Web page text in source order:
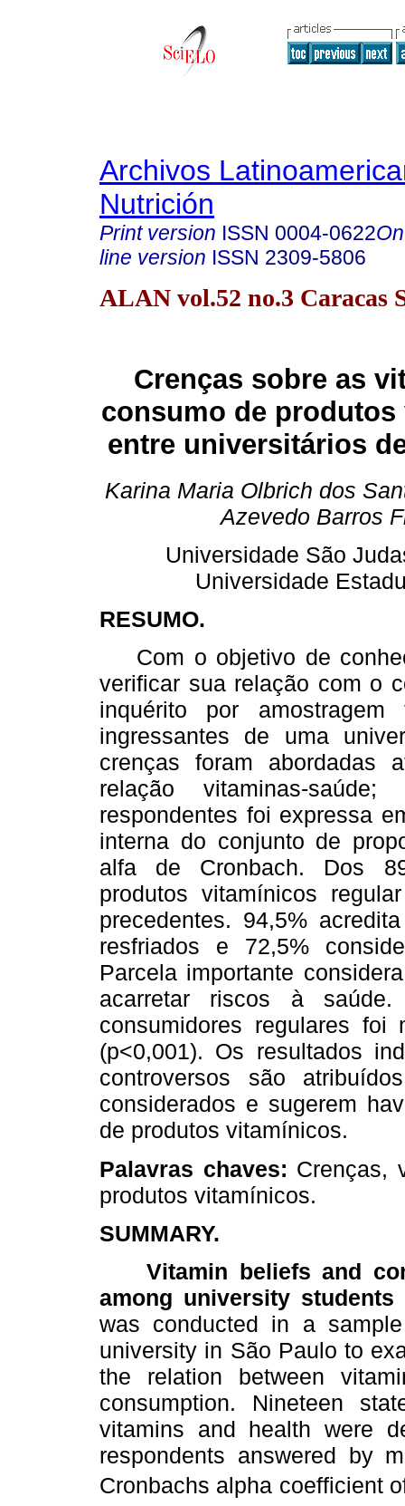
Archivos
Nutrición
Print version ISSN 0004-0622
line version ISSN 2309-5806
ALAN vol.52 no.3 Caracas
Crenças sobre as
consumo de
entre universitários
Karina Maria Olbrich dos
Azevedo Barros
Universidade São
Universidade
RESUMO.
Com o objetivo de
verificar sua relação com o
inquérito por
ingressantes de uma
crenças foram abordadas
relação vitaminas-
respondentes foi expressa
interna do conjunto de
alfa de Cronbach. Dos
produtos vitamínicos
precedentes. 94,5%
resfriados e 72,5%
Parcela importante
acarretar riscos à
consumidores regulares
(p<0,001). Os resultados
controversos são
considerados e sugerem
de produtos vitamínicos.
Palavras chaves: Crenças,
produtos vitamínicos.
SUMMARY.
Vitamin beliefs and
among university
was conducted in a
university in São Paulo to
the relation between
consumption. Nineteen
vitamins and health were
respondents answered by
Cronbachs alpha coefficient